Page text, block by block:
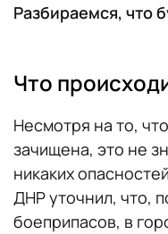
Разбираемся, что
Что
Несмотря на то,
зачищена, это не
никаких
ДНР уточнил, что,
боеприпасов, в